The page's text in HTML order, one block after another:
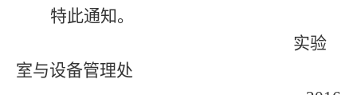
特此通知。
实验
室与设备管理处